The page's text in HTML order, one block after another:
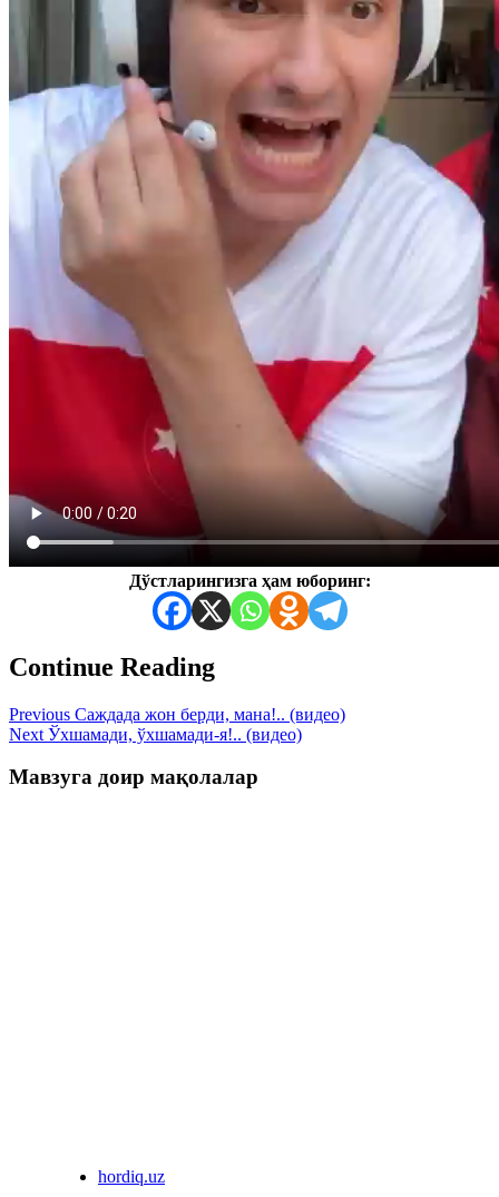
Дўстларингизга ҳам юборинг:
Continue Reading
Previous Саждада жон берди, мана!.. (видео)
Next Ўхшамади, ўхшамади-я!.. (видео)
Мавзуга доир мақолалар
hordiq.uz